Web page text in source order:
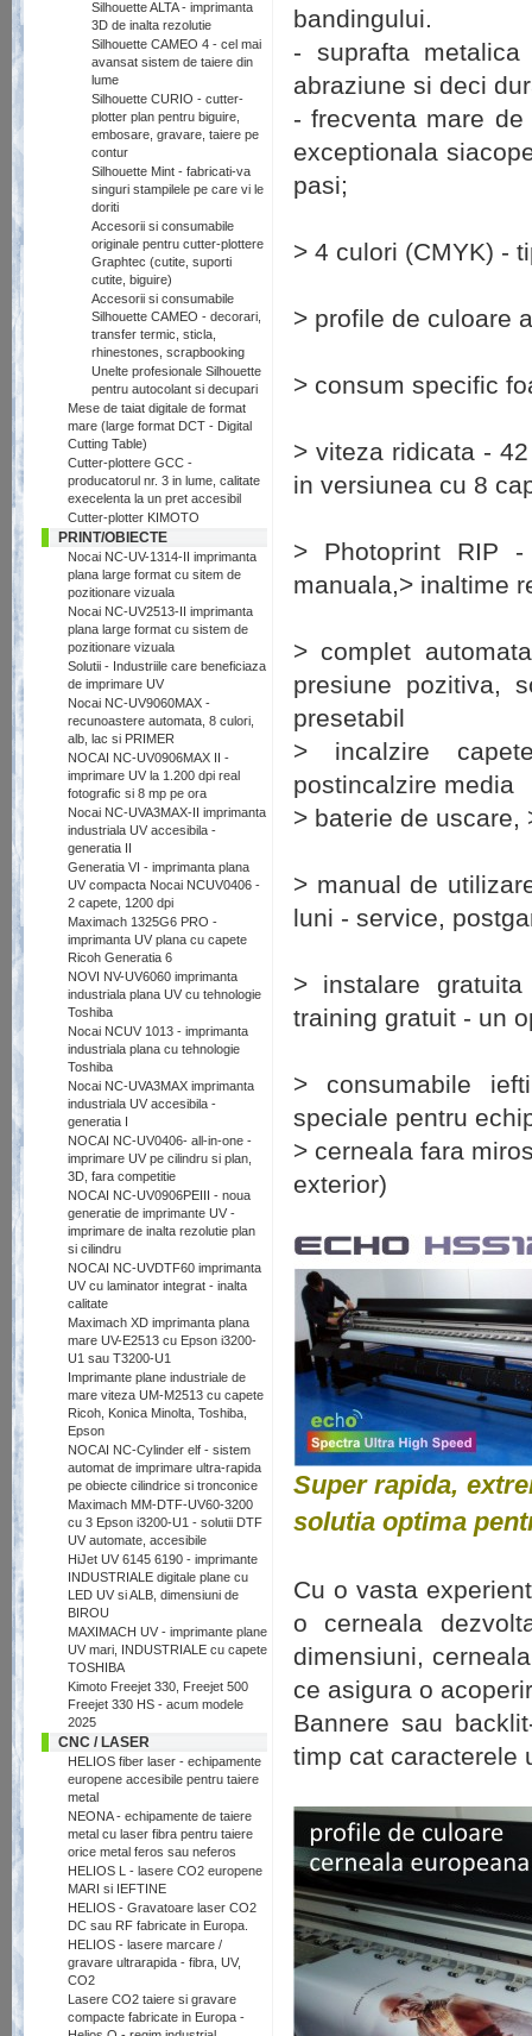
Silhouette ALTA - imprimanta
3D de inalta rezolutie
Silhouette CAMEO 4 - cel mai
avansat sistem de taiere din
lume
Silhouette CURIO - cutter-
plotter plan pentru biguire,
embosare, gravare, taiere pe
contur
Silhouette Mint - fabricati-va
singuri stampilele pe care vi le
doriti
Accesorii si consumabile
originale pentru cutter-plottere
Graphtec (cutite, suporti
cutite, biguire)
Accesorii si consumabile
Silhouette CAMEO - decorari,
transfer termic, sticla,
rhinestones, scrapbooking
Unelte profesionale Silhouette
pentru autocolant si decupari
Mese de taiat digitale de format
mare (large format DCT - Digital
Cutting Table)
Cutter-plottere GCC -
producatorul nr. 3 in lume, calitate
execelenta la un pret accesibil
Cutter-plotter KIMOTO
PRINT/OBIECTE
Nocai NC-UV-1314-II imprimanta
plana large format cu sitem de
pozitionare vizuala
Nocai NC-UV2513-II imprimanta
plana large format cu sistem de
pozitionare vizuala
Solutii - Industriile care beneficiaza
de imprimare UV
Nocai NC-UV9060MAX -
recunoastere automata, 8 culori,
alb, lac si PRIMER
NOCAI NC-UV0906MAX II -
imprimare UV la 1.200 dpi real
fotografic si 8 mp pe ora
Nocai NC-UVA3MAX-II imprimanta
industriala UV accesibila -
generatia II
Generatia VI - imprimanta plana
UV compacta Nocai NCUV0406 -
2 capete, 1200 dpi
Maximach 1325G6 PRO -
imprimanta UV plana cu capete
Ricoh Generatia 6
NOVI NV-UV6060 imprimanta
industriala plana UV cu tehnologie
Toshiba
Nocai NCUV 1013 - imprimanta
industriala plana cu tehnologie
Toshiba
Nocai NC-UVA3MAX imprimanta
industriala UV accesibila -
generatia I
NOCAI NC-UV0406- all-in-one -
imprimare UV pe cilindru si plan,
3D, fara competitie
NOCAI NC-UV0906PEIII - noua
generatie de imprimante UV -
imprimare de inalta rezolutie plan
si cilindru
NOCAI NC-UVDTF60 imprimanta
UV cu laminator integrat - inalta
calitate
Maximach XD imprimanta plana
mare UV-E2513 cu Epson i3200-
U1 sau T3200-U1
Imprimante plane industriale de
mare viteza UM-M2513 cu capete
Ricoh, Konica Minolta, Toshiba,
Epson
NOCAI NC-Cylinder elf - sistem
automat de imprimare ultra-rapida
pe obiecte cilindrice si tronconice
Maximach MM-DTF-UV60-3200
cu 3 Epson i3200-U1 - solutii DTF
UV automate, accesibile
HiJet UV 6145 6190 - imprimante
INDUSTRIALE digitale plane cu
LED UV si ALB, dimensiuni de
BIROU
MAXIMACH UV - imprimante plane
UV mari, INDUSTRIALE cu capete
TOSHIBA
Kimoto Freejet 330, Freejet 500
Freejet 330 HS - acum modele
2025
CNC / LASER
HELIOS fiber laser - echipamente
europene accesibile pentru taiere
metal
NEONA - echipamente de taiere
metal cu laser fibra pentru taiere
orice metal feros sau neferos
HELIOS L - lasere CO2 europene
MARI si IEFTINE
HELIOS - Gravatoare laser CO2
DC sau RF fabricate in Europa.
HELIOS - lasere marcare /
gravare ultrarapida - fibra, UV,
CO2
Lasere CO2 taiere si gravare
compacte fabricate in Europa -
bandingului.
- suprafta
abraziune si deci
- frecventa mare
exceptionala
pasi;
> 4 culori (CMYK) -
> profile de culoare
> consum specific
> viteza ridicata -
in versiunea cu 8
> Photoprint RIP
manuala,> inaltime
> complet
presiune pozitiva,
presetabil
> incalzire
postincalzire media
> baterie de uscare,
> manual de
luni - service,
> instalare
training gratuit - un
> consumabile
speciale pentru
> cerneala fara
exterior)
Super rapida,
solutia optima
Cu o vasta
o cerneala
dimensiuni,
ce asigura o
Bannere sau
timp cat caracterele